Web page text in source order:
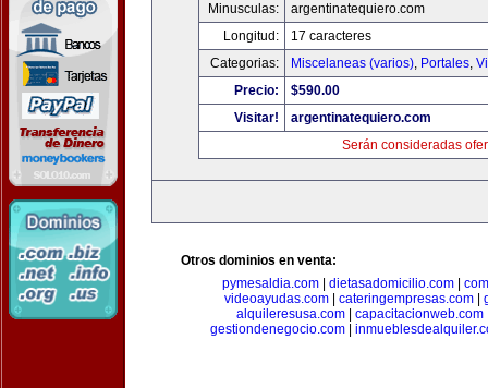
Minusculas:
argentinatequiero.com
Longitud:
17 caracteres
Categorias:
Miscelaneas (varios), Portales,
Precio:
$590.00
Visitar!
argentinatequiero.com
Serán consideradas
Otros dominios en venta:
pymesaldia.com| dietasadomicilio.com|
videoayudas.com| cateringempresas.com|
alquileresusa.com
capacitacionweb.com
gestiondenegocio.com|